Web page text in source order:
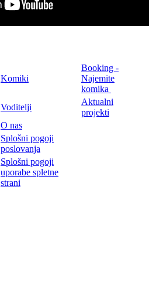
Komiki
Booking -
Najemite
komika
Voditelji
Aktualni
projekti
O nas
Splošni pogoji
poslovanja
Splošni pogoji
uporabe spletne
strani